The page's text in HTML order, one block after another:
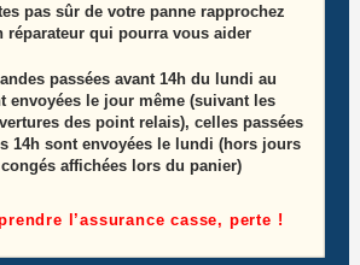
pas sûr de votre panne rapprochez
réparateur qui pourra vous aider
passées avant 14h du lundi au
envoyées le jour même (suivant les
des point relais), celles passées
14h sont envoyées le lundi (hors jours
affichées lors du panier)
l’assurance casse, perte !